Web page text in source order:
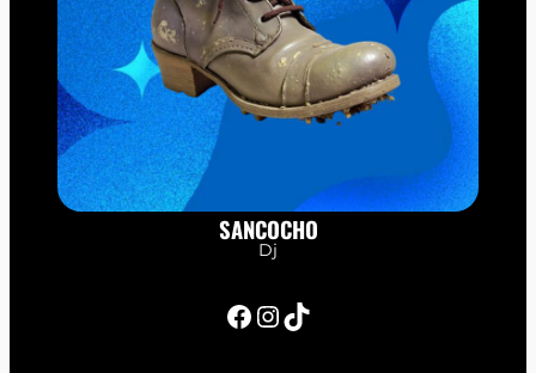
SANCOCHO
Dj
Facebook InstagramTikTok